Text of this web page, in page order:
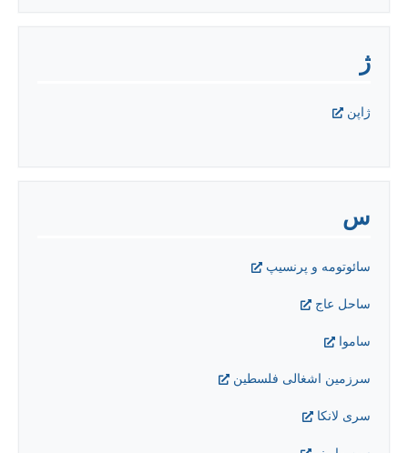
ژ
ژاپن
س
سائوتومه و پرنسيپ
ساحل عاج
ساموا
سرزمین اشغالی فلسطین
سری لانکا